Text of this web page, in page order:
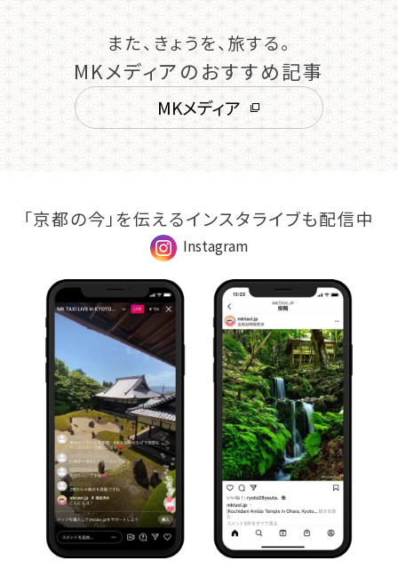
また、きょうを、旅する。
MKメディアのおすすめ記事
MKメディア
「京都の今」を伝えるインスタライブも配信中
Instagram